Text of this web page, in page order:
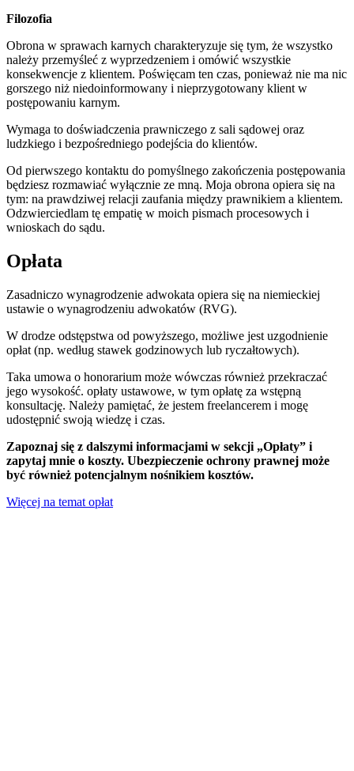
Filozofia
Obrona w sprawach karnych charakteryzuje się tym, że wszystko
należy przemyśleć z wyprzedzeniem i omówić wszystkie
konsekwencje z klientem. Poświęcam ten czas, ponieważ nie ma nic
gorszego niż niedoinformowany i nieprzygotowany klient w
postępowaniu karnym.
Wymaga to doświadczenia prawniczego z sali sądowej oraz
ludzkiego i bezpośredniego podejścia do klientów.
Od pierwszego kontaktu do pomyślnego zakończenia postępowania
będziesz rozmawiać wyłącznie ze mną. Moja obrona opiera się na
tym: na prawdziwej relacji zaufania między prawnikiem a klientem.
Odzwierciedlam tę empatię w moich pismach procesowych i
wnioskach do sądu.
Opłata
Zasadniczo wynagrodzenie adwokata opiera się na niemieckiej
ustawie o wynagrodzeniu adwokatów (RVG).
W drodze odstępstwa od powyższego, możliwe jest uzgodnienie
opłat (np. według stawek godzinowych lub ryczałtowych).
Taka umowa o honorarium może wówczas również przekraczać
jego wysokość. opłaty ustawowe, w tym opłatę za wstępną
konsultację. Należy pamiętać, że jestem freelancerem i mogę
udostępnić swoją wiedzę i czas.
Zapoznaj się z dalszymi informacjami w sekcji „Opłaty” i
zapytaj mnie o koszty. Ubezpieczenie ochrony prawnej może
być również potencjalnym nośnikiem kosztów.
Więcej na temat opłat